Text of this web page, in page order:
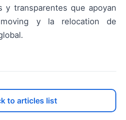
y transparentes que apoyan
y la relocation de
to articles list